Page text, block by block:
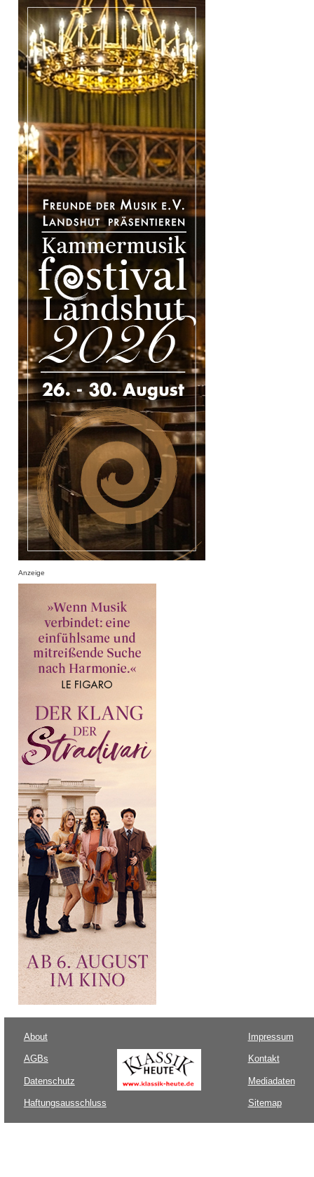
Anzeige
About
AGBs
Datenschutz
Haftungsausschluss
Impressum
Kontakt
Mediadaten
Sitemap